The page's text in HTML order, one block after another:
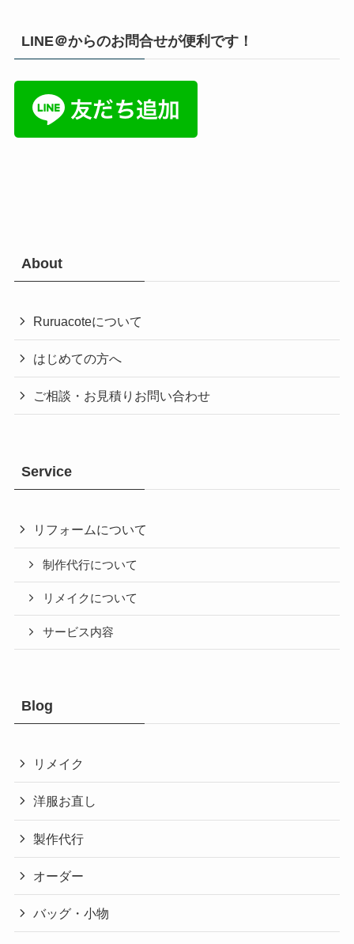
LINE＠からのお問合せが便利です！
About
Ruruacoteについて
はじめての方へ
ご相談・お見積りお問い合わせ
Service
リフォームについて
制作代行について
リメイクについて
サービス内容
Blog
リメイク
洋服お直し
製作代行
オーダー
バッグ・小物